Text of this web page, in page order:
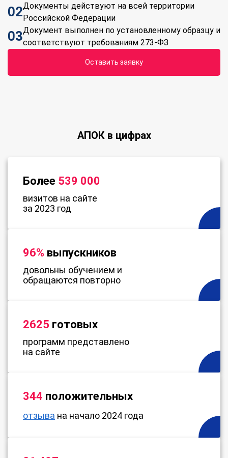
02Документы действуют на всей территории
Российской Федерации
03Документ выполнен по установленному образцу и
соответствуют требованиям 273-ФЗ
Оставить заявку
АПОК в цифрах
Более 539 000
визитов на сайте
за 2023 год
96% выпускников
довольны обучением и
обращаются повторно
2625 готовых
программ представлено
на сайте
344 положительных
отзыва на начало 2024 года